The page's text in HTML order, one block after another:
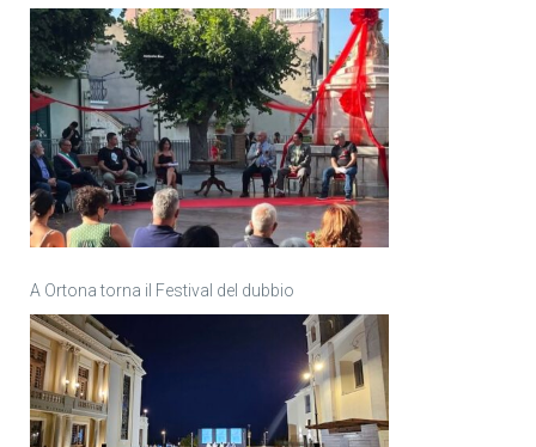
A Ortona torna il Festival del dubbio